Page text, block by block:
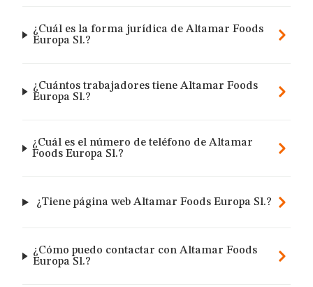
¿Cuál es la forma jurídica de Altamar Foods
Europa Sl.?
¿Cuántos trabajadores tiene Altamar Foods
Europa Sl.?
¿Cuál es el número de teléfono de Altamar
Foods Europa Sl.?
¿Tiene página web Altamar Foods Europa Sl.?
¿Cómo puedo contactar con Altamar Foods
Europa Sl.?